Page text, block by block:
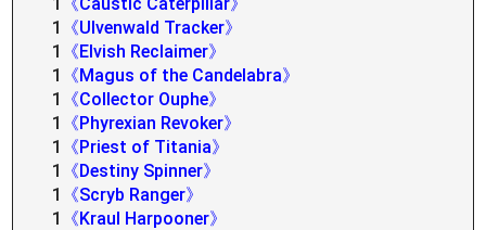
1
《Ulvenwald Tracker》
1
《Elvish Reclaimer》
1
《Magus of the Candelabra》
1
《Collector Ouphe》
1
《Phyrexian Revoker》
1
《Priest of Titania》
1
《Destiny Spinner》
1
《Scryb Ranger》
1
《Kraul Harpooner》